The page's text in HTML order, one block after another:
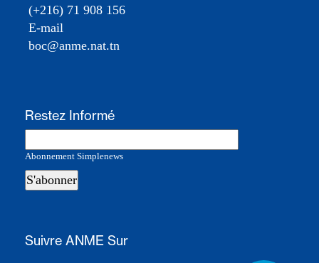
(+216) 71 908 156
E-mail
boc@anme.nat.tn
Restez Informé
Abonnement Simplenews
Suivre ANME Sur